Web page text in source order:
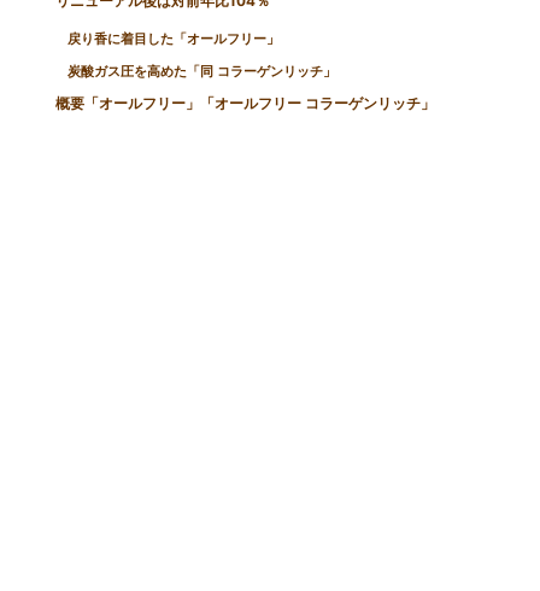
戻り香に着目した「オールフリー」
炭酸ガス圧を高めた「同 コラーゲンリッチ」
概要「オールフリー」「オールフリー コラーゲンリッチ」